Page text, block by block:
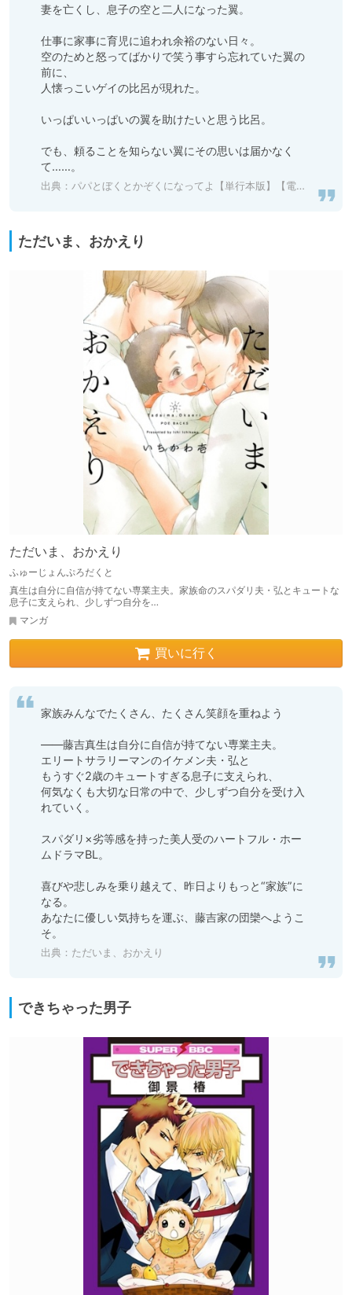
妻を亡くし、息子の空と二人になった翼。
仕事に家事に育児に追われ余裕のない日々。
空のためと怒ってばかりで笑う事すら忘れていた翼の
前に、
人懐っこいゲイの比呂が現れた。
いっぱいいっぱいの翼を助けたいと思う比呂。
でも、頼ることを知らない翼にその思いは届かなく
て……。
出典： パパとぼくとかぞくになってよ【単行本版】【電子限定特典付き】
ただいま、おかえり
ただいま、おかえり
ふゅーじょんぷろだくと
真生は自分に自信が持てない専業主夫。家族命のスパダリ夫・弘とキュートな
息子に支えられ、少しずつ自分を…
マンガ
買いに行く
家族みんなでたくさん、たくさん笑顔を重ねよう
――藤吉真生は自分に自信が持てない専業主夫。
エリートサラリーマンのイケメン夫・弘と
もうすぐ2歳のキュートすぎる息子に支えられ、
何気なくも大切な日常の中で、少しずつ自分を受け入
れていく。
スパダリ×劣等感を持った美人受のハートフル・ホー
ムドラマBL。
喜びや悲しみを乗り越えて、昨日よりもっと“家族”に
なる。
あなたに優しい気持ちを運ぶ、藤吉家の団欒へようこ
そ。
出典： ただいま、おかえり
できちゃった男子